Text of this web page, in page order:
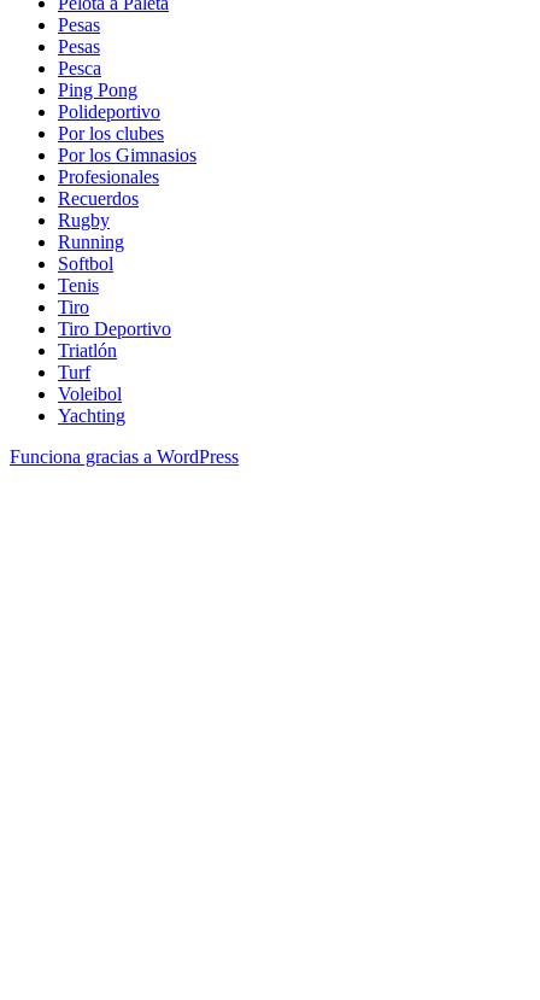
Pesas
Pesas
Pesca
Ping Pong
Polideportivo
Por los clubes
Por los Gimnasios
Profesionales
Recuerdos
Rugby
Running
Softbol
Tenis
Tiro
Tiro Deportivo
Triatlón
Turf
Voleibol
Yachting
Funciona gracias a WordPress